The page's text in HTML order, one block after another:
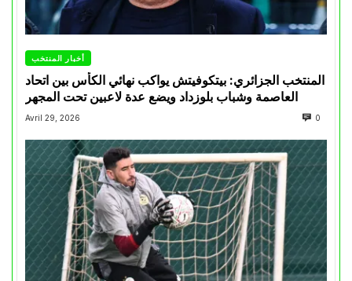
أخبار المنتخب
المنتخب الجزائري: بيتكوفيتش يواكب نهائي الكأس بين اتحاد
العاصمة وشباب بلوزداد ويضع عدة لاعبين تحت المجهر
Avril 29, 2026 0